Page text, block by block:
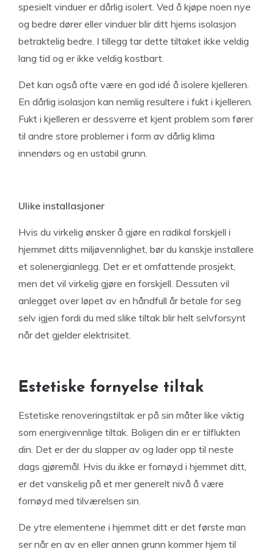
spesielt vinduer er dårlig isolert. Ved å kjøpe noen nye
og bedre dører eller vinduer blir ditt hjems isolasjon
betraktelig bedre. I tillegg tar dette tiltaket ikke veldig
lang tid og er ikke veldig kostbart.
Det kan også ofte være en god idé å isolere kjelleren.
En dårlig isolasjon kan nemlig resultere i fukt i kjelleren.
Fukt i kjelleren er dessverre et kjent problem som fører
til andre store problemer i form av dårlig klima
innendørs og en ustabil grunn.
Ulike installasjoner
Hvis du virkelig ønsker å gjøre en radikal forskjell i
hjemmet ditts miljøvennlighet, bør du kanskje installere
et solenergianlegg. Det er et omfattende prosjekt,
men det vil virkelig gjøre en forskjell. Dessuten vil
anlegget over løpet av en håndfull år betale for seg
selv igjen fordi du med slike tiltak blir helt selvforsynt
når det gjelder elektrisitet.
Estetiske fornyelse tiltak
Estetiske renoveringstiltak er på sin måter like viktig
som energivennlige tiltak. Boligen din er er tilflukten
din. Det er der du slapper av og lader opp til neste
dags gjøremål. Hvis du ikke er fornøyd i hjemmet ditt,
er det vanskelig på et mer generelt nivå å være
fornøyd med tilværelsen sin.
De ytre elementene i hjemmet ditt er det første man
ser når en av en eller annen grunn kommer hjem til